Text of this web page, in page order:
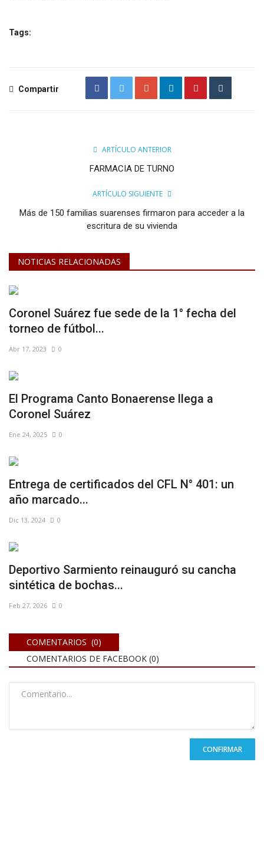
Tags:
Compartir
ARTÍCULO ANTERIOR
FARMACIA DE TURNO
ARTÍCULO SIGUIENTE
Más de 150 familias suarenses firmaron para acceder a la
escritura de su vivienda
NOTICIAS RELACIONADAS
Coronel Suárez fue sede de la 1° fecha del
torneo de fútbol...
Abr 17, 2023 0
El Programa Canto Bonaerense llega a
Coronel Suárez
Ene 24, 2025 0
Entrega de certificados del CFL N° 401: un
año marcado...
Dic 13, 2024 0
Deportivo Sarmiento reinauguró su cancha
sintética de bochas...
Feb 27, 2026 0
COMENTARIOS (0)
COMENTARIOS DE FACEBOOK (0)
CONFIRMAR